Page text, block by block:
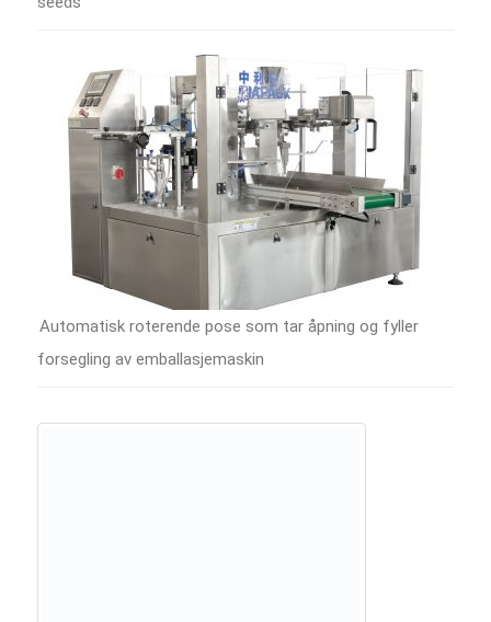
Automatisk roterende pose som tar åpning og fyller
forsegling av emballasjemaskin